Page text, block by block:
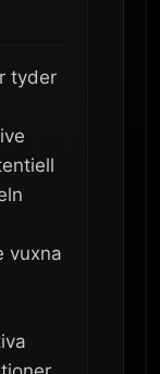
tyder
vuxna